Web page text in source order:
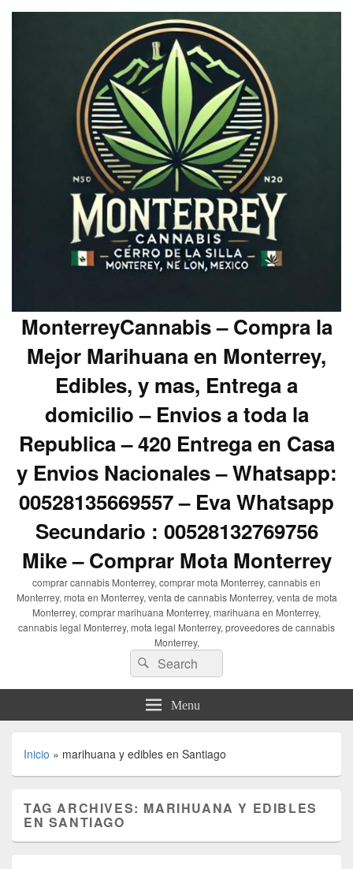
MonterreyCannabis – Compra la
Mejor Marihuana en Monterrey,
Edibles, y mas, Entrega a
domicilio – Envios a toda la
Republica – 420 Entrega en Casa
y Envios Nacionales – Whatsapp:
00528135669557 – Eva Whatsapp
Secundario : 00528132769756
Mike – Comprar Mota Monterrey
comprar cannabis Monterrey, comprar mota Monterrey, cannabis en
Monterrey, mota en Monterrey, venta de cannabis Monterrey, venta de mota
Monterrey, comprar marihuana Monterrey, marihuana en Monterrey,
cannabis legal Monterrey, mota legal Monterrey, proveedores de cannabis
Monterrey,
Search
for:
Search
Menu
Inicio » marihuana y edibles en Santiago
TAG ARCHIVES: MARIHUANA Y EDIBLES
EN SANTIAGO